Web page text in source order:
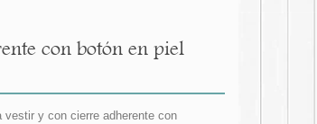
con botón en piel
vestir y con cierre adherente con